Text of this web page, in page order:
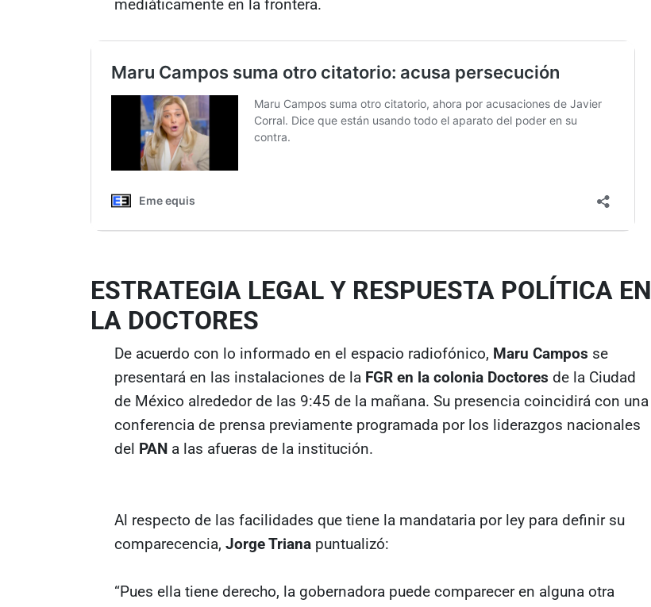
mediáticamente en la frontera.
ESTRATEGIA LEGAL Y RESPUESTA POLÍTICA EN
LA DOCTORES
De acuerdo con lo informado en el espacio radiofónico, Maru Campos se
presentará en las instalaciones de la FGR en la colonia Doctores de la Ciudad
de México alrededor de las 9:45 de la mañana. Su presencia coincidirá con una
conferencia de prensa previamente programada por los liderazgos nacionales
del PAN a las afueras de la institución.
Al respecto de las facilidades que tiene la mandataria por ley para definir su
comparecencia, Jorge Triana puntualizó:
“Pues ella tiene derecho, la gobernadora puede comparecer en alguna otra